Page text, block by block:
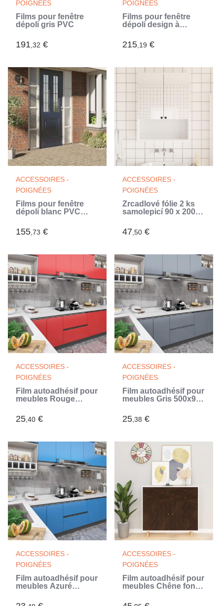
POIGNÉES
Films pour fenêtre
dépoli gris PVC
191,32 €
POIGNÉES
Films pour fenêtre
dépoli design à
215,19 €
ACCESSOIRES -
POIGNÉES
Films pour fenêtre
dépoli blanc PVC
155,73 €
ACCESSOIRES -
POIGNÉES
Zrcadlové fólie 2 ks
samolepicí 90 x 200
47,50 €
ACCESSOIRES -
POIGNÉES
Film autoadhésif pour
meubles Rouge
25,40 €
ACCESSOIRES -
POIGNÉES
Film autoadhésif pour
meubles Gris 500x90
25,38 €
ACCESSOIRES -
POIGNÉES
Film autoadhésif pour
meubles Azuré
ACCESSOIRES -
POIGNÉES
Film autoadhésif pour
meubles Chêne foncé